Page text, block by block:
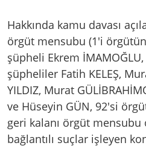
Hakkında kamu davası
örgüt mensubu (1'i
şüpheli Ekrem
şüpheliler Fatih KELEŞ,
YILDIZ, Murat
ve Hüseyin GÜN, 92'si
geri kalanı örgüt
bağlantılı suçlar işleyen